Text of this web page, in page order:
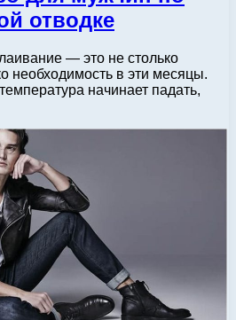
отводке
— это не столько
необходимость в эти месяцы.
начинает падать,